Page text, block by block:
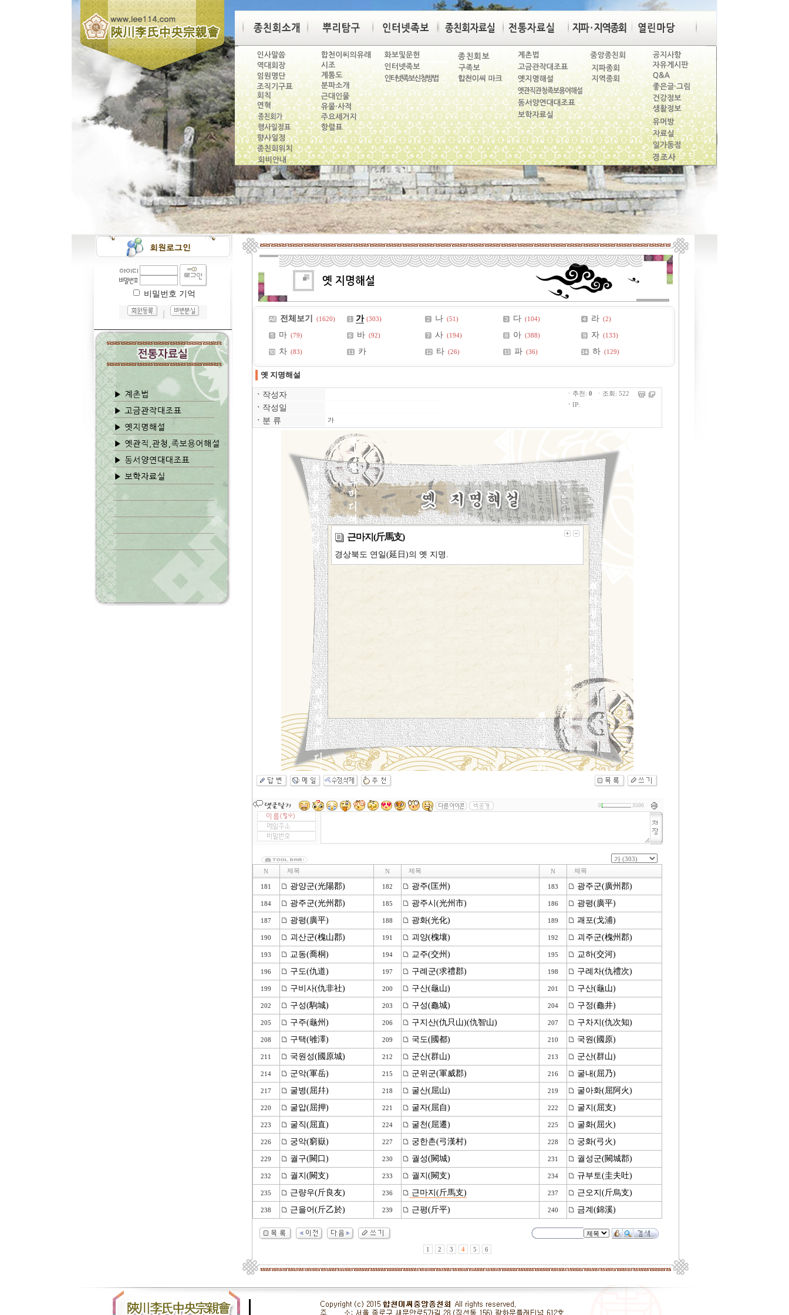
비밀번호 기억
전체보기 (1620) 가 (303) 나 (51) 다 (104) 라 (2)
마 (79) 바 (92) 사 (194) 아 (388) 자 (133)
차 (83) 카 타 (26) 파 (36) 하 (129)
옛 지명해설
ㆍ 작성자
ㆍ 작성일
ㆍ 분 류 가
ㆍ추천: 0 ㆍ조회: 522
ㆍ IP:
근마지(斤馬支)
경상북도 연일(延日)의 옛 지명.
0 3500
N 제목 N 제목 N 제목
181 광양군(光陽郡) 182 광주(匡州) 183 광주군(廣州郡)
184 광주군(光州郡) 185 광주시(光州市) 186 광평(廣平)
187 광평(廣平) 188 광화(光化) 189 괘포(戈浦)
190 괴산군(槐山郡) 191 괴양(槐壤) 192 괴주군(槐州郡)
193 교동(喬桐) 194 교주(交州) 195 교하(交河)
196 구도(仇道) 197 구례군(求禮郡) 198 구례차(仇禮次)
199 구비사(仇非社) 200 구산(龜山) 201 구산(龜山)
202 구성(駒城) 203 구성(龜城) 204 구정(龜井)
205 구주(龜州) 206 구지산(仇只山)(仇智山) 207 구차지(仇次知)
208 구택(雊澤) 209 국도(國都) 210 국원(國原)
211 국원성(國原城) 212 군산(群山) 213 군산(群山)
214 군악(軍岳) 215 군위군(軍威郡) 216 굴내(屈乃)
217 굴병(屈幷) 218 굴산(屈山) 219 굴아화(屈阿火)
220 굴압(屈押) 221 굴자(屈自) 222 굴지(屈支)
223 굴직(屈直) 224 굴천(屈遷) 225 굴화(屈火)
226 궁악(窮嶽) 227 궁한촌(弓漢村) 228 궁화(弓火)
229 궐구(闕口) 230 궐성(闕城) 231 궐성군(闕城郡)
232 궐지(闕支) 233 궐지(闕支) 234 규부토(圭夫吐)
235 근량우(斤良友) 236 근마지(斤馬支) 237 근오지(斤烏支)
238 근을어(斤乙於) 239 근평(斤平) 240 금계(錦溪)
1 2 3 4 5 6